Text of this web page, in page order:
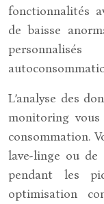
fonctionnalités
de baisse
L’analyse des
monitoring vous
consommation.
lave-linge ou de
pendant les
optimisation